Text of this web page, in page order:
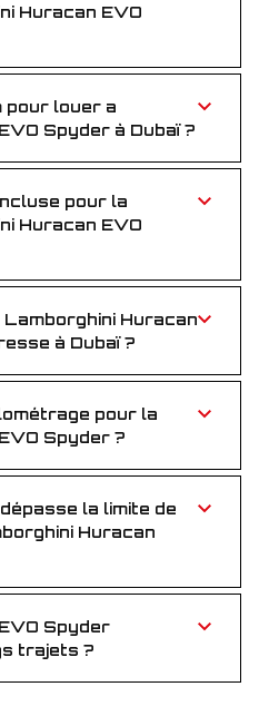
Huracan EVO
Spyder. Réservation
pour louer a
Spyder à Dubaï ?
Spyder à Dubaï, afin
pour la
Huracan EVO
toute la location.
Huracan
à Dubaï ?
à Dubaï.
pour la
Spyder ?
s’applique.
la limite de
Huracan
kilomètre.
Spyder
trajets ?